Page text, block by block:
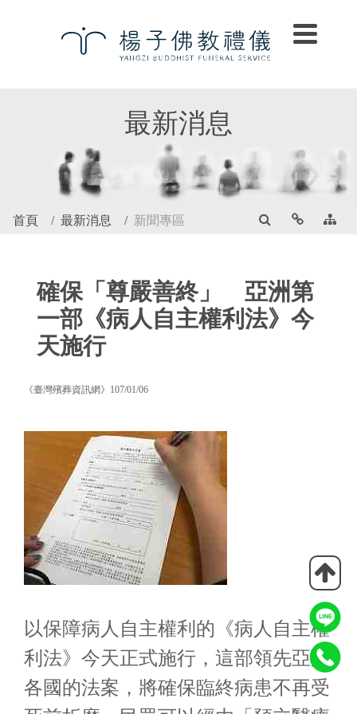
最新消息
首頁 最新消息 新聞專區
確保「尊嚴善終」 亞洲第
一部《病人自主權利法》今
天施行
《臺灣殯葬資訊網》107/01/06
以保障病人自主權利的《病人自主權
利法》今天正式施行，這部領先亞洲
各國的法案，將確保臨終病患不再受